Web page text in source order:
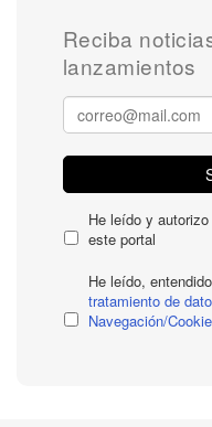
Reciba
lanzamientos
He leído y autorizo
este portal
He leído,
tratamiento de
Navegación/